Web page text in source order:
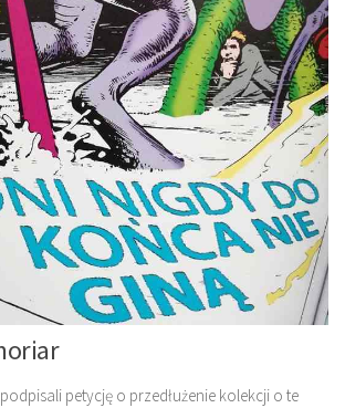
petycję o przedłużenie kolekcji o te